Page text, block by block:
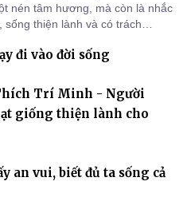
nén tâm hương, mà còn là nhắc
thiện lành và có trách
đi vào đời sống
Trí Minh - Người
giống thiện lành cho
an vui, biết đủ ta sống cả